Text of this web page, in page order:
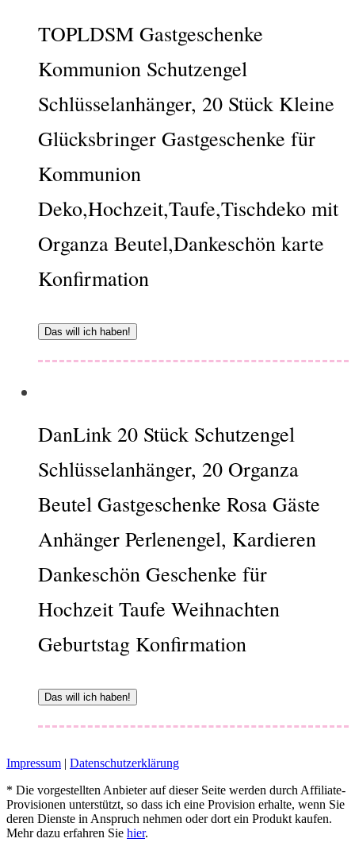
TOPLDSM Gastgeschenke
Kommunion Schutzengel
Schlüsselanhänger, 20 Stück Kleine
Glücksbringer Gastgeschenke für
Kommunion
Deko,Hochzeit,Taufe,Tischdeko mit
Organza Beutel,Dankeschön karte
Konfirmation
Das will ich haben!
DanLink 20 Stück Schutzengel
Schlüsselanhänger, 20 Organza
Beutel Gastgeschenke Rosa Gäste
Anhänger Perlenengel, Kardieren
Dankeschön Geschenke für
Hochzeit Taufe Weihnachten
Geburtstag Konfirmation
Das will ich haben!
Impressum | Datenschutzerklärung
* Die vorgestellten Anbieter auf dieser Seite werden durch Affiliate-
Provisionen unterstützt, so dass ich eine Provision erhalte, wenn Sie
deren Dienste in Anspruch nehmen oder dort ein Produkt kaufen.
Mehr dazu erfahren Sie hier.